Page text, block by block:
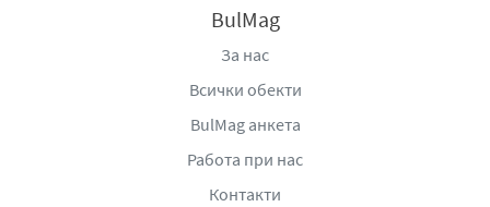
лютеница, ще се наслади на този продукт, който ще
обогати всяко ястие и ще придаде неповторим вкус на
Изберете Финосмляна домашна лютеница Deroni
и ще превърне всяко ястие в празник за сетивата!
BulMag
За нас
Всички обекти
BulMag анкета
Работа при нас
Контакти